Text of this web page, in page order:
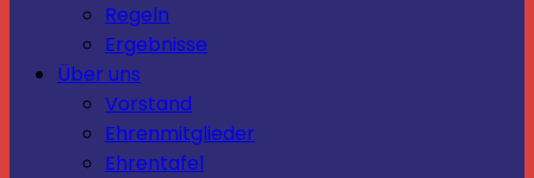
Regeln
Ergebnisse
Über uns
Vorstand
Ehrenmitglieder
Ehrentafel